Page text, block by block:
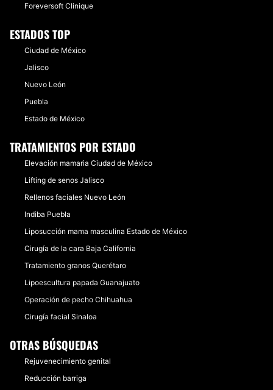
Foreversoft Clinique
ESTADOS TOP
Ciudad de México
Jalisco
Nuevo León
Puebla
Estado de México
TRATAMIENTOS POR ESTADO
Elevación mamaria Ciudad de México
Lifting de senos Jalisco
Rellenos faciales Nuevo León
Indiba Puebla
Liposucción mama masculina Estado de México
Cirugía de la cara Baja California
Tratamiento granos Querétaro
Lipoescultura papada Guanajuato
Operación de pecho Chihuahua
Cirugía facial Sinaloa
OTRAS BÚSQUEDAS
Rejuvenecimiento genital
Reducción barriga